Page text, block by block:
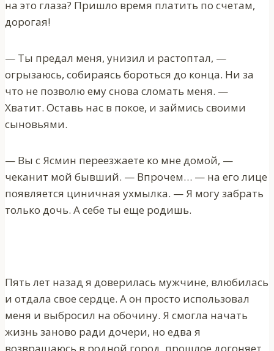
на это глаза? Пришло время платить по счетам,
дорогая!
— Ты предал меня, унизил и растоптал, —
огрызаюсь, собираясь бороться до конца. Ни за
что не позволю ему снова сломать меня. —
Хватит. Оставь нас в покое, и займись своими
сыновьями.
— Вы с Ясмин переезжаете ко мне домой, —
чеканит мой бывший. — Впрочем… — на его лице
появляется циничная ухмылка. — Я могу забрать
только дочь. А себе ты еще родишь.
Пять лет назад я доверилась мужчине, влюбилась
и отдала свое сердце. А он просто использовал
меня и выбросил на обочину. Я смогла начать
жизнь заново ради дочери, но едва я
возвращаюсь в родной город, прошлое догоняет